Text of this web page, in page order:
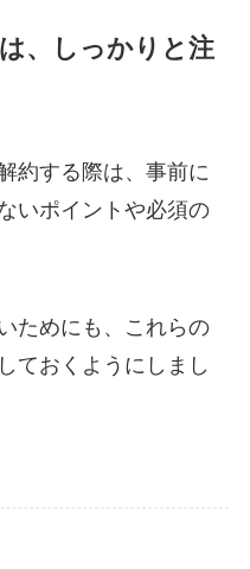
、しっかりと注
約する際は、事前に
いポイントや必須の
ためにも、これらの
ておくようにしまし